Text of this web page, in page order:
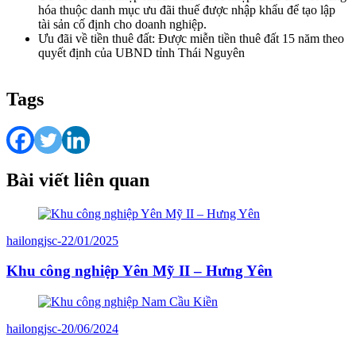
hóa thuộc danh mục ưu đãi thuế được nhập khẩu để tạo lập
tài sản cố định cho doanh nghiệp.
Ưu đãi về tiền thuê đất: Được miễn tiền thuê đất 15 năm theo
quyết định của UBND tỉnh Thái Nguyên
Tags
Bài viết liên quan
hailongjsc-22/01/2025
Khu công nghiệp Yên Mỹ II – Hưng Yên
hailongjsc-20/06/2024